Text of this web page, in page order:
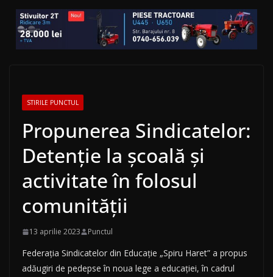
STIRILE PUNCTUL
Propunerea Sindicatelor:
Detenție la școală și
activitate în folosul
comunității
13 aprilie 2023 Punctul
Federația Sindicatelor din Educație „Spiru Haret” a propus
adăugiri de pedepse în noua lege a educației, în cadrul